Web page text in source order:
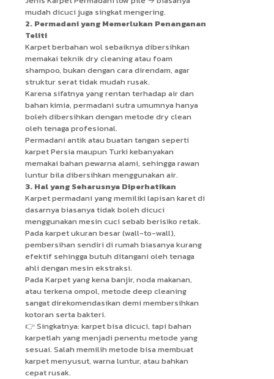
mudah dicuci juga singkat mengering.
2. Permadani yang Memerlukan Penanganan
Teliti
Karpet berbahan wol sebaiknya dibersihkan
memakai teknik dry cleaning atau foam
shampoo, bukan dengan cara direndam, agar
struktur serat tidak mudah rusak.
Karena sifatnya yang rentan terhadap air dan
bahan kimia, permadani sutra umumnya hanya
boleh dibersihkan dengan metode dry clean
oleh tenaga profesional.
Permadani antik atau buatan tangan seperti
karpet Persia maupun Turki kebanyakan
memakai bahan pewarna alami, sehingga rawan
luntur bila dibersihkan menggunakan air.
3. Hal yang Seharusnya Diperhatikan
Karpet permadani yang memiliki lapisan karet di
dasarnya biasanya tidak boleh dicuci
menggunakan mesin cuci sebab berisiko retak.
Pada karpet ukuran besar (wall-to-wall),
pembersihan sendiri di rumah biasanya kurang
efektif sehingga butuh ditangani oleh tenaga
ahli dengan mesin ekstraksi.
Pada Karpet yang kena banjir, noda makanan,
atau terkena ompol, metode deep cleaning
sangat direkomendasikan demi membersihkan
kotoran serta bakteri.
👉 Singkatnya: karpet bisa dicuci, tapi bahan
karpetlah yang menjadi penentu metode yang
sesuai. Salah memilih metode bisa membuat
karpet menyusut, warna luntur, atau bahkan
cepat rusak.